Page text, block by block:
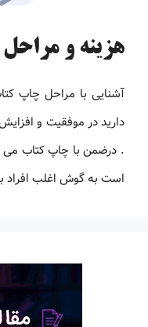
هزینه و
آشنایی با مراحل چاپ
دارید در موفقیت و
. درضمن با چاپ کتاب می
است به گوش اغلب افراد